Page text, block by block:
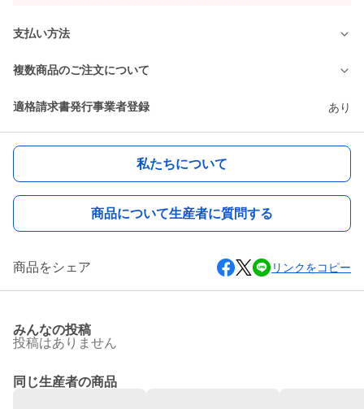
支払い方法
複数商品のご注文について
適格請求書発行事業者登録 あり
私たちについて
商品について生産者に質問する
商品をシェア リンクをコピー
みんなの投稿
投稿はありません
同じ生産者の商品